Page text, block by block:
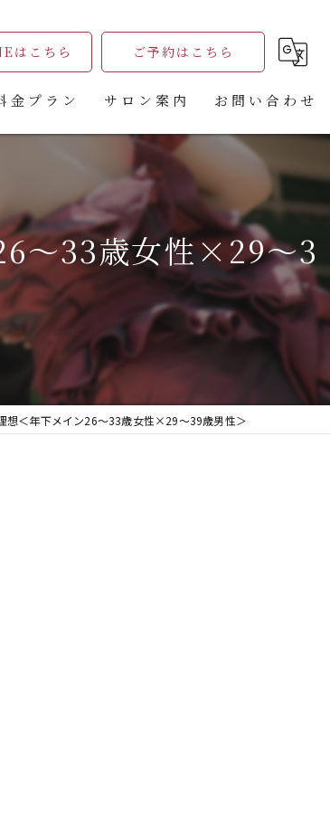
はこちら ご予約はこちら
金プラン サロン案内 お問い合わせ
無料相談ご予約フォーム
がじゅまる木主催婚活パーティー申込フォーム
婚活パーティ申込
～33歳女性×29～3
想＜年下メイン26～33歳女性×29～39歳男性＞